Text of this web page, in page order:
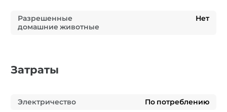
Разрешенные
домашние животные
Нет
Затраты
Электричество
По потреблению